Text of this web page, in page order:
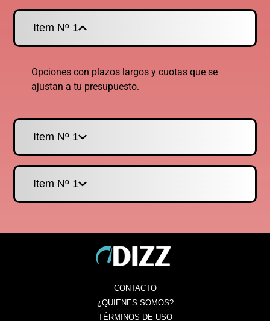
Item Nº 1
Opciones con plazos largos y cuotas que se
ajustan a tu presupuesto.
Item Nº 1
Item Nº 1
CONTACTO
¿QUIENES SOMOS?
TÉRMINOS DE USO